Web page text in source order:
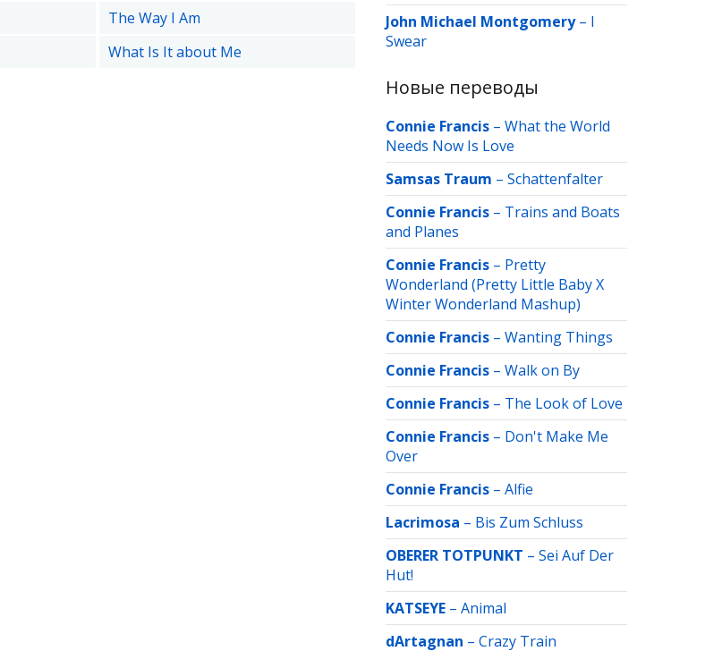
The Way I Am
What Is It about Me
John Michael Montgomery– I
Swear
Новые переводы
Connie Francis – What the World
Needs Now Is Love
Samsas Traum – Schattenfalter
Connie Francis – Trains and Boats
and Planes
Connie Francis – Pretty
Wonderland (Pretty Little Baby X
Winter Wonderland Mashup)
Connie Francis – Wanting Things
Connie Francis – Walk on By
Connie Francis – The Look of Love
Connie Francis – Don't Make Me
Over
Connie Francis – Alfie
Lacrimosa – Bis Zum Schluss
OBERER TOTPUNKT – Sei Auf Der
Hut!
KATSEYE – Animal
dArtagnan – Crazy Train